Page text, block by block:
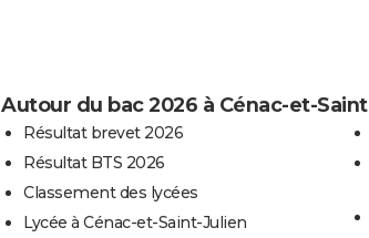
Autour du bac 2026 à Cénac-et-
Résultat brevet 2026
Résultat BTS 2026
Classement des lycées
Lycée à Cénac-et-Saint-Julien